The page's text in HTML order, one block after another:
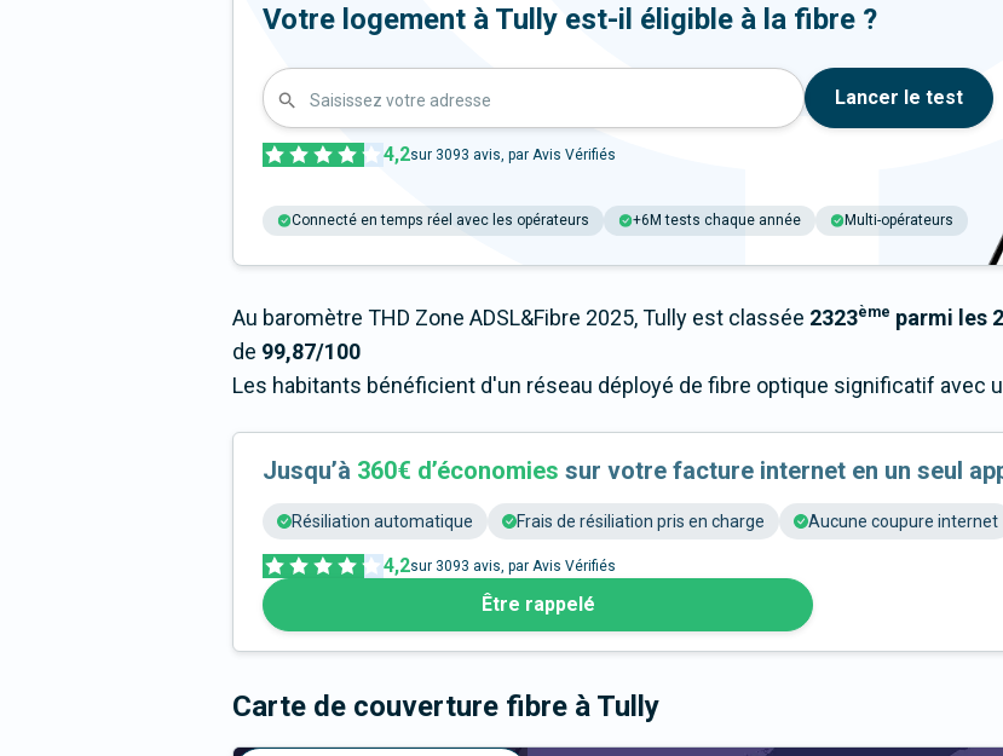
Votre logement à Tully est-il éligible à la fibre ?
Saisissez votre adresse Lancer le test
4,2sur 3093 avis, par Avis Vérifiés
Connecté en temps réel avec les opérateurs +6M tests chaque année Multi-opérateurs
Au baromètre THD Zone ADSL&Fibre 2025, Tully est classée 2323ème parmi les
de 99,87/100
Les habitants bénéficient d'un réseau déployé de fibre optique significatif avec
Jusqu’à 360€ d’économies sur votre facture internet en un seul
Résiliation automatique Frais de résiliation pris en charge Aucune coupure internet
4,2sur 3093 avis, par Avis Vérifiés
Être rappelé
Carte de couverture fibre à Tully